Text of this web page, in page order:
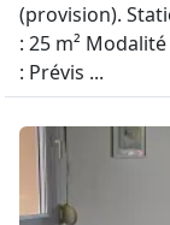
(provision).
: 25 m²
: Prévis ...